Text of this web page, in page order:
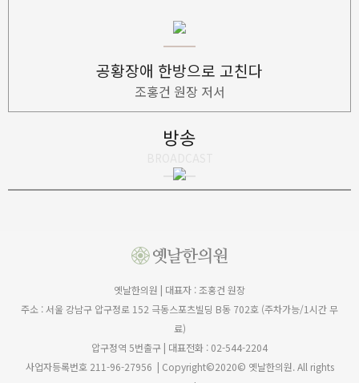
공황장애 한방으로 고친다
방송
옛날한의원 | 대표자 : 조홍건 원장
주소 : 서울 강남구 압구정로 152 극동스포츠빌딩 B동 702호 (주차가능/1시간 무
료)
압구정역 5번출구 | 대표전화 : 02-544-2204
사업자등록번호 211-96-27956 | Copyright©2020© 옛날한의원. All rights